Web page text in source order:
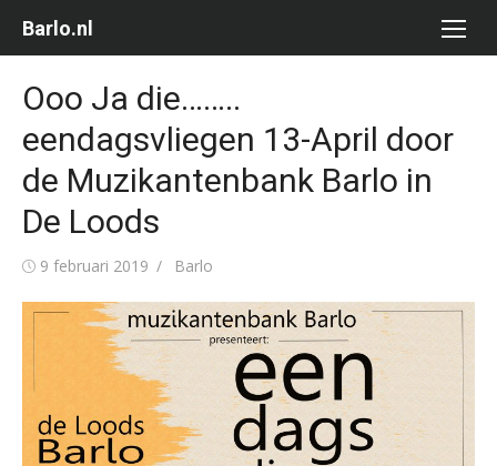
naar
inhoud
Barlo.nl
Ooo Ja die……..
eendagsvliegen 13-April door
de Muzikantenbank Barlo in
De Loods
Gepubliceerd
9 februari 2019 Auteur
Barlo